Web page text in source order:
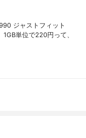
ジャストフィット
単位で220円って、